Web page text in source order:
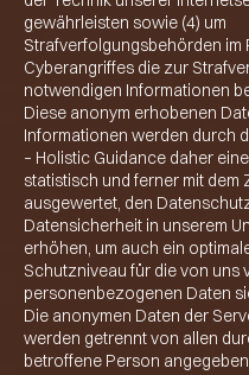
gewährleisten sowie (4) um
Strafverfolgungsbehörden im
Cyberangriffes die zur
notwendigen Informationen
Diese anonym erhobenen
Informationen werden durch
– Holistic Guidance daher
statistisch und ferner mit dem
ausgewertet, den
Datensicherheit in unserem
erhöhen, um auch ein
Schutzniveau für die von uns
personenbezogenen Daten
Die anonymen Daten der
werden getrennt von allen
betroffene Person